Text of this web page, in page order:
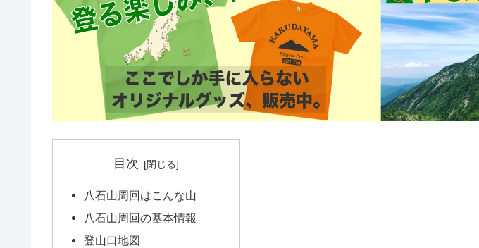
目次
八石山周回はこんな山
八石山周回の基本情報
登山口地図